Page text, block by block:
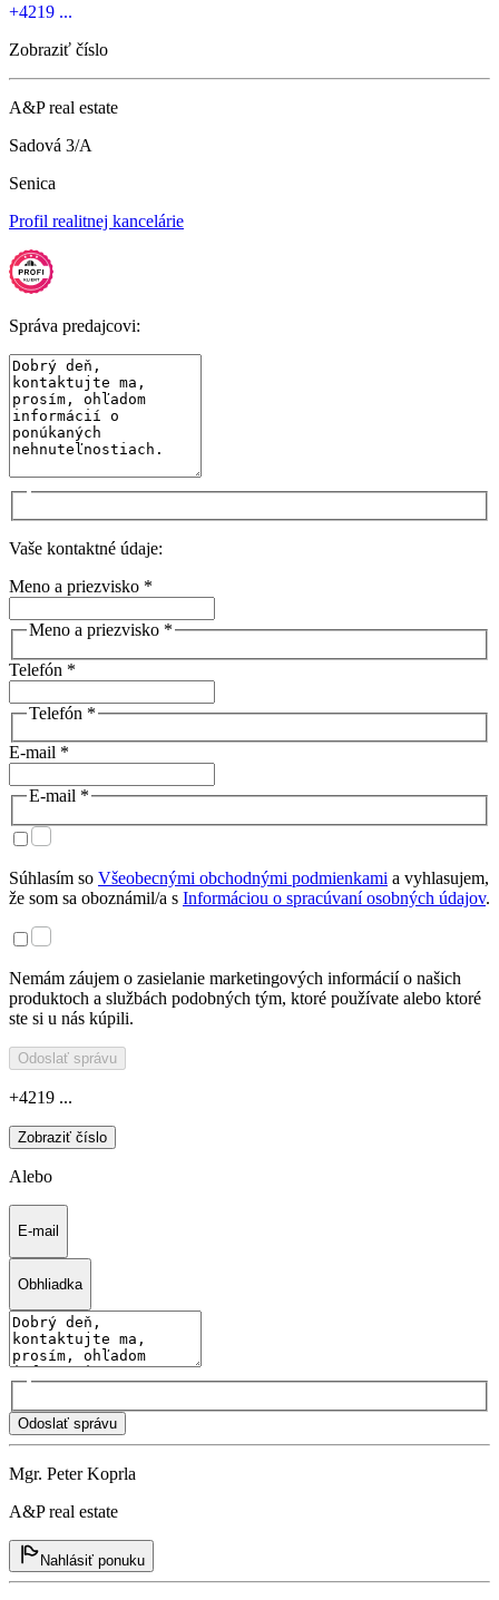
+4219 ...
Zobraziť číslo
A&P real estate
Sadová 3/A
Senica
Profil realitnej kancelárie
Správa predajcovi:
Vaše kontaktné údaje:
Meno a priezvisko *
Meno a priezvisko *
Telefón *
Telefón *
E-mail *
E-mail *
Súhlasím so Všeobecnými obchodnými podmienkami a vyhlasujem,
že som sa oboznámil/a s Informáciou o spracúvaní osobných údajov.
Nemám záujem o zasielanie marketingových informácií o našich
produktoch a službách podobných tým, ktoré používate alebo ktoré
ste si u nás kúpili.
Odoslať správu
+4219 ...
Zobraziť číslo
Alebo
E-mail
Obhliadka
Odoslať správu
Mgr. Peter Koprla
A&P real estate
Nahlásiť ponuku